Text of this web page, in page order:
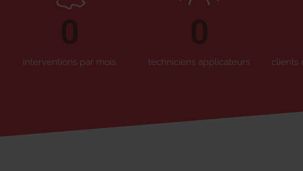
interventions par mois
0
techniciens applicateurs
0
clients